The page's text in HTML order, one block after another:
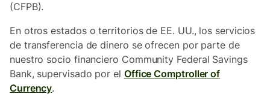
(CFPB).
En otros estados o territorios de EE. UU., los servicios
de transferencia de dinero se ofrecen por parte de
nuestro socio financiero Community Federal Savings
Bank, supervisado por el Office Comptroller of
Currency.